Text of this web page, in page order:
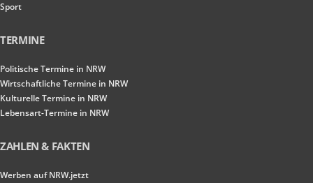
Sport
TERMINE
Politische Termine in NRW
Wirtschaftliche Termine in NRW
Kulturelle Termine in NRW
Lebensart-Termine in NRW
ZAHLEN & FAKTEN
Werben auf NRW.jetzt